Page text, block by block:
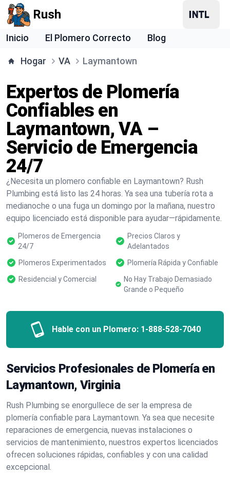
Rush
Inicio El Plomero Correcto Blog
Hogar VA Laymantown
Expertos de Plomería
Confiables en
Laymantown, VA –
Servicio de Emergencia
24/7
¿Necesita un plomero confiable en Laymantown? Rush
Plumbing está listo las 24 horas. Ya sea una tubería rota a
medianoche o una fuga un domingo por la mañana, nuestro
equipo licenciado está disponible para ayudar—rápidamente.
Plomeros de Emergencia
24/7
Precios Claros y
Adelantados
Plomeros Experimentados
Plomería Rápida y Confiable
Residencial y Comercial
No Hay Trabajo Demasiado
Grande o Pequeño
Hable con un Plomero: 1-888-528-7040
Servicios Profesionales de Plomería en
Laymantown, Virginia
Rush Plumbing se enorgullece de ser la empresa de
plomería confiable para Laymantown. Ya sea que necesite
reparaciones de emergencia, nuevas instalaciones o
servicios de mantenimiento, nuestros expertos licenciados
ofrecen soluciones rápidas, confiables y con una calidad
excepcional.